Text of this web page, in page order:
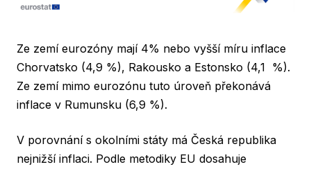
Ze zemí eurozóny mají 4% nebo vyšší míru inflace
Chorvatsko (4,9 %), Rakousko a Estonsko (4,1 %).
Ze zemí mimo eurozónu tuto úroveň překonává
inflace v Rumunsku (6,9 %).
V porovnání s okolními státy má Česká republika
nejnižší inflaci. Podle metodiky EU dosahuje